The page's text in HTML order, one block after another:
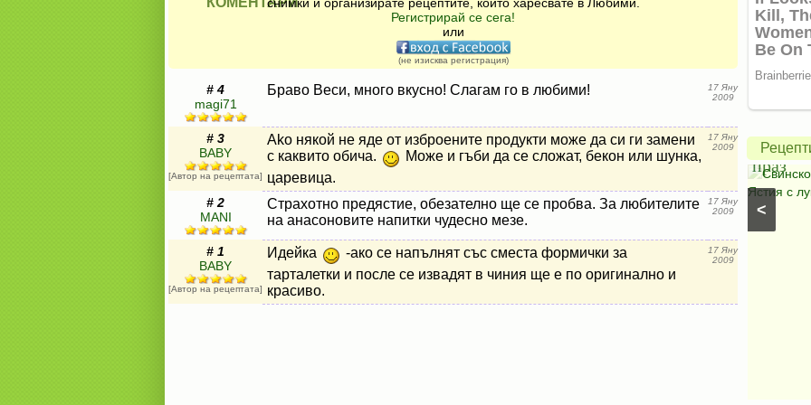
Регистрирай се сега!
или
(не изисква регистрация)
# 4
magi71
Браво Веси, много вкусно! Слагам го в любими!
17 Яну
2009
# 3
BABY
[Автор на рецептата]
Ako някой не яде от изброените продукти може да си ги замени
с каквито обича.
Може и гъби да се сложат, бекон или шунка,
царевица.
17 Яну
2009
# 2
MANI
Страхотно предястие, обезателно ще се пробва. За любителите
на анасоновите напитки чудесно мезе.
17 Яну
2009
# 1
BABY
[Автор на рецептата]
Идейка
-ако се напълнят със сместа формички за
тарталетки и после се извадят в чиния ще е по оригинално и
красиво.
17 Яну
2009
<
Зелена
салата
с
и
моцарела
царевица⋅Салати без месо⋅Салати с чушки⋅
Салати с авокадо⋅Салати с марули (зелени
салати)
с
праз
Ястия с